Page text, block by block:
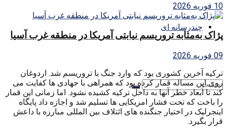
چندرسانه ای
10 فوریه 2026
پژاک به‌مثابه تروریسم نیابتی آمریکا در منطقه غرب آسیا
09 فوریه 2026
ترکیه آخرین کشوری بود که وارد جنگ با تروریسم شد. اردوغان
روی این مساله قمار کرده بود که همراهی با جهادی ها کفایت می
کند تا ابعاد خطر آنها به داخل ترکیه کشیده نشود. اما زمانی این قمار
را باخت که تحت فشار امریکایی ها تسلیم شد و اجازه داد پایگاه
اینجرلیک در اختیار جنگنده های ائتلاف بین المللی مبارزه با داعش
قرار بگیرد.